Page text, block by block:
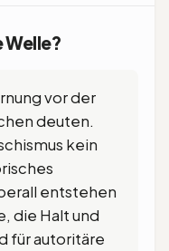
vor der
deuten.
kein
entstehen
die Halt und
für autoritäre